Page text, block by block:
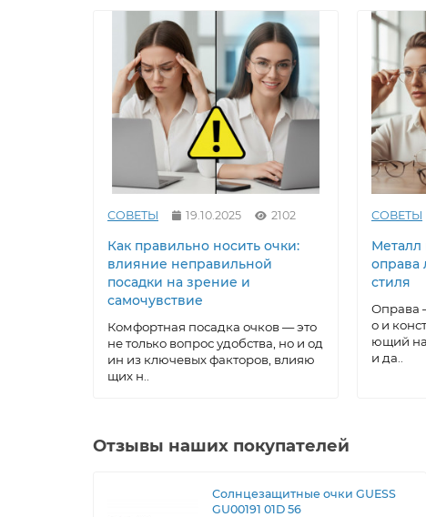
СОВЕТЫ 19.10.2025 2102
Как правильно носить очки:
влияние неправильной
посадки на зрение и
самочувствие
Комфортная посадка очков — это
не только вопрос удобства, но и од
ин из ключевых факторов, влияю
щих н..
СОВЕТЫ
Металл
оправа
стиля
Оправа
о и
ющий на
и да..
Отзывы наших покупателей
Солнцезащитные очки GUESS
GU00191 01D 56